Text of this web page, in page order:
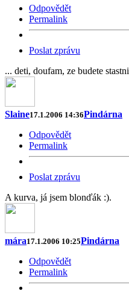
Odpovědět
Permalink
Poslat zprávu
... deti, doufam, ze budete stastni
Slaine17.1.2006 14:36Pindárna
Odpovědět
Permalink
Poslat zprávu
A kurva, já jsem blonďák :).
mára17.1.2006 10:25Pindárna
Odpovědět
Permalink